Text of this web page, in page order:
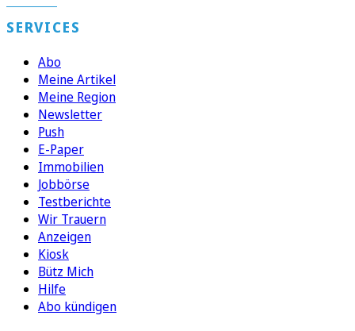
SERVICES
Abo
Meine Artikel
Meine Region
Newsletter
Push
E-Paper
Immobilien
Jobbörse
Testberichte
Wir Trauern
Anzeigen
Kiosk
Bütz Mich
Hilfe
Abo kündigen